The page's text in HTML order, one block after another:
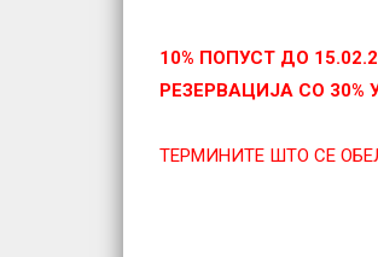
10% ПОПУСТ ДО 15
РЕЗЕРВАЦИЈА СО 30%
ТЕРМИНИТЕ ШТО СЕ